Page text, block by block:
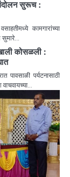
सुरूच :
कामगारांच्या
सुमारे…
कोसळली :
पावसाळी पर्यटनासाठी